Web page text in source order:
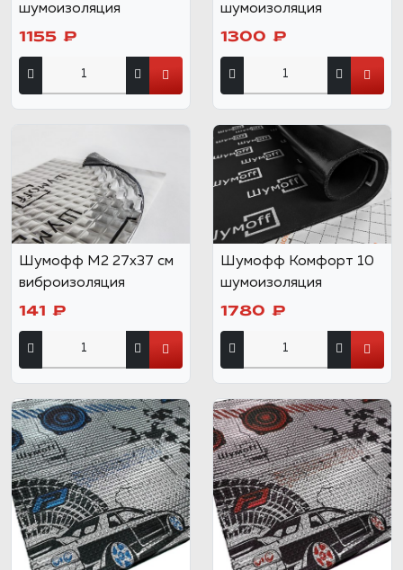
шумоизоляция
1155 ₽
шумоизоляция
1300 ₽
Шумофф М2 27x37 см
виброизоляция
141 ₽
Шумофф Комфорт 10
шумоизоляция
1780 ₽